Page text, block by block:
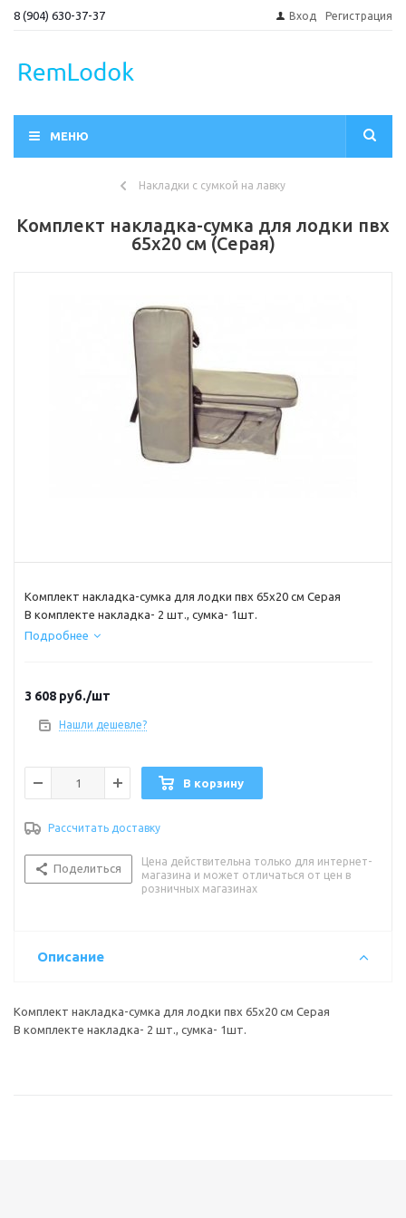
8 (904) 630-37-37 Вход Регистрация
МЕНЮ
Накладки с сумкой на лавку
Комплект накладка-сумка для лодки пвх
65х20 см (Серая)
Комплект накладка-сумка для лодки пвх 65х20 см Серая
В комплекте накладка- 2 шт., сумка- 1шт.
Подробнее
3 608 руб./шт
Нашли дешевле?
В корзину
Рассчитать доставку
Поделиться
Цена действительна только для интернет-
магазина и может отличаться от цен в
розничных магазинах
Описание
Комплект накладка-сумка для лодки пвх 65х20 см Серая
В комплекте накладка- 2 шт., сумка- 1шт.